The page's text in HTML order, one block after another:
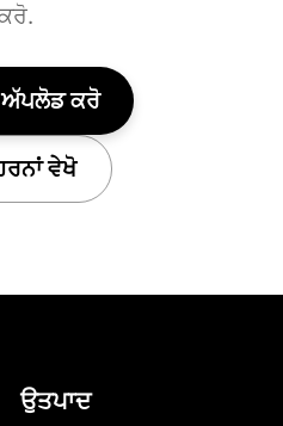
ਕਰੋ
ਵੇਖੋ
ਉਤਪਾਦ